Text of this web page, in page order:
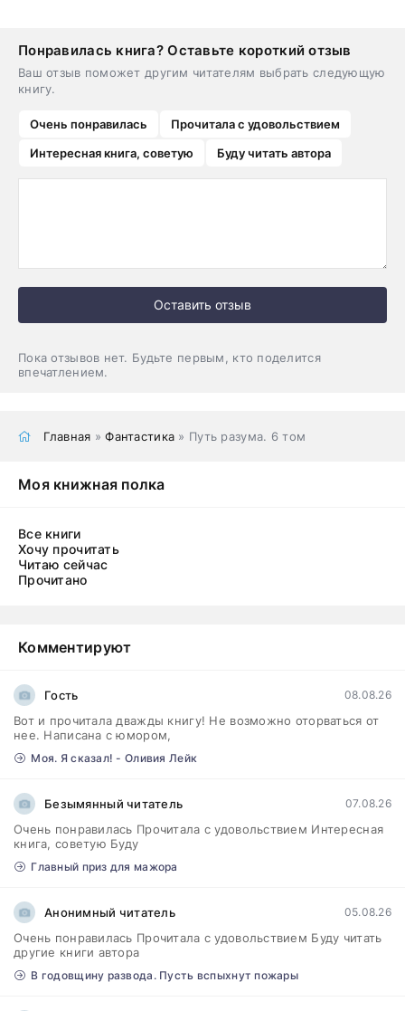
Понравилась книга? Оставьте короткий отзыв
Ваш отзыв поможет другим читателям выбрать следующую
книгу.
Очень понравилась
Прочитала с удовольствием
Интересная книга, советую
Буду читать автора
Оставить отзыв
Пока отзывов нет. Будьте первым, кто поделится
впечатлением.
Главная »Фантастика » Путь разума. 6 том
Моя книжная полка
Все книги
Хочу прочитать
Читаю сейчас
Прочитано
Комментируют
Гость 08.08.26
Вот и прочитала дважды книгу! Не возможно оторваться от
нее. Написана с юмором,
Моя. Я сказал! - Оливия Лейк
Безымянный читатель 07.08.26
Очень понравилась Прочитала с удовольствием Интересная
книга, советую Буду
Главный приз для мажора
Анонимный читатель 05.08.26
Очень понравилась Прочитала с удовольствием Буду читать
другие книги автора
В годовщину развода. Пусть вспыхнут пожары